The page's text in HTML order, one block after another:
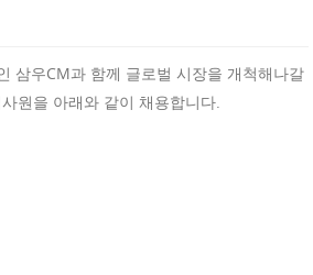
삼우CM과 함께 글로벌 시장을 개척해나갈
원을 아래와 같이 채용합니다.